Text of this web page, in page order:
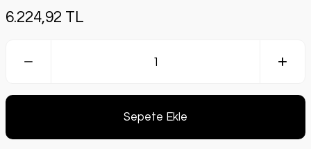
6.224,92 TL
Sepete Ekle